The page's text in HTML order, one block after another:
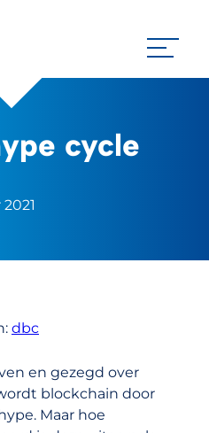
cycle
dbc
en gezegd over
blockchain door
Maar hoe